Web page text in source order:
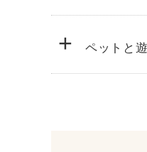
+ ペットと